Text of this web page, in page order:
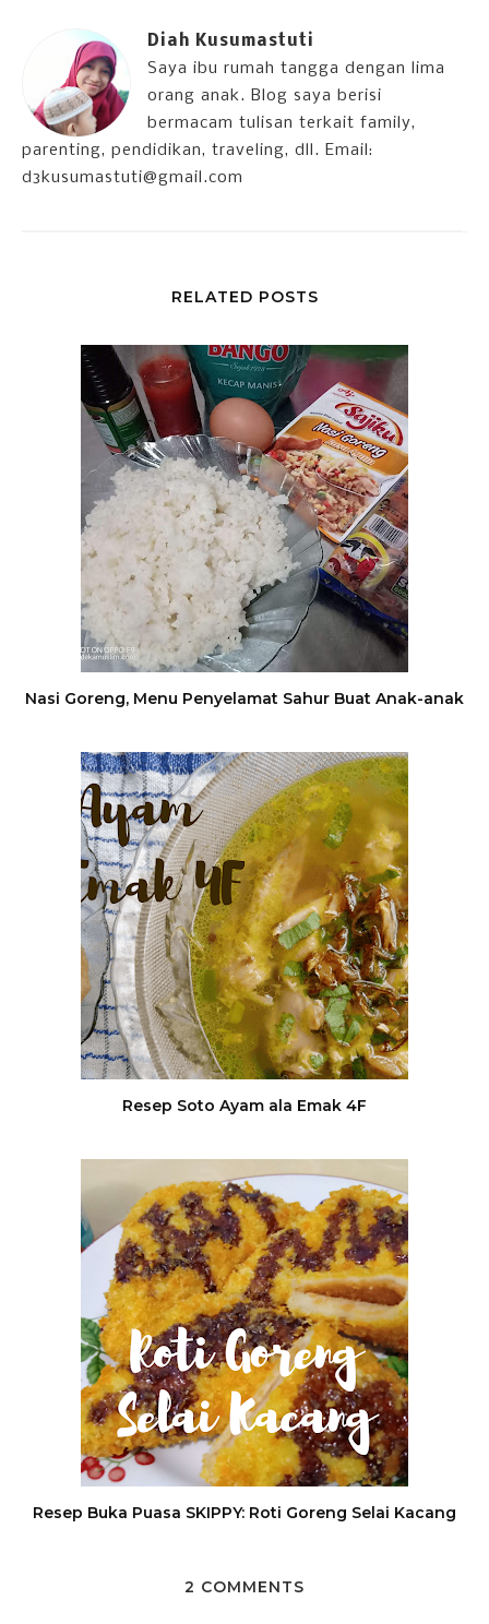
Diah Kusumastuti
Saya ibu rumah tangga dengan lima
orang anak. Blog saya berisi
bermacam tulisan terkait family,
parenting, pendidikan, traveling, dll. Email:
d3kusumastuti@gmail.com
RELATED POSTS
Nasi Goreng, Menu Penyelamat Sahur Buat Anak-anak
Resep Soto Ayam ala Emak 4F
Resep Buka Puasa SKIPPY: Roti Goreng Selai Kacang
2 COMMENTS